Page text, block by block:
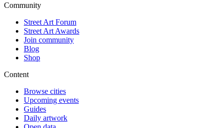
Community
Street Art Forum
Street Art Awards
Join community
Blog
Shop
Content
Browse cities
Upcoming events
Guides
Daily artwork